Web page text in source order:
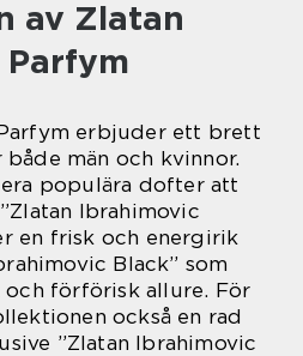
av Zlatan
erbjuder ett brett
män och kvinnor.
populära dofter att
Ibrahimovic
en frisk och energirik
Black” som
och förförisk allure. För
också en rad
”Zlatan Ibrahimovic